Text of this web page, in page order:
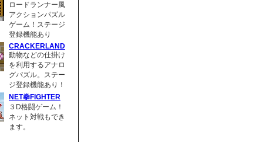
ロードランナー風
アクションパズル
ゲーム！ステージ
登録機能あり
CRACKERLAND
動物などの仕掛け
を利用するアナロ
グパズル。ステー
ジ登録機能あり！
NET拳FIGHTER
３D格闘ゲーム！
ネット対戦もでき
ます。